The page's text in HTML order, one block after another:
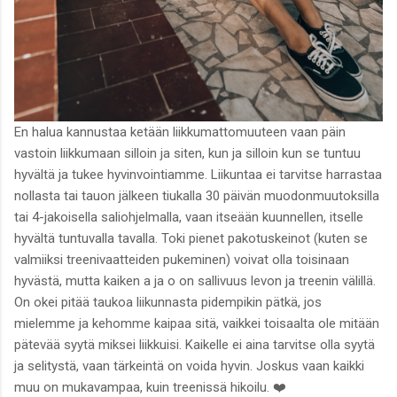
En halua kannustaa ketään liikkumattomuuteen vaan päin
vastoin liikkumaan silloin ja siten, kun ja silloin kun se tuntuu
hyvältä ja tukee hyvinvointiamme. Liikuntaa ei tarvitse harrastaa
nollasta tai tauon jälkeen tiukalla 30 päivän muodonmuutoksilla
tai 4-jakoisella saliohjelmalla, vaan itseään kuunnellen, itselle
hyvältä tuntuvalla tavalla. Toki pienet pakotuskeinot (kuten se
valmiiksi treenivaatteiden pukeminen) voivat olla toisinaan
hyvästä, mutta kaiken a ja o on sallivuus levon ja treenin välillä.
On okei pitää taukoa liikunnasta pidempikin pätkä, jos
mielemme ja kehomme kaipaa sitä, vaikkei toisaalta ole mitään
pätevää syytä miksei liikkuisi. Kaikelle ei aina tarvitse olla syytä
ja selitystä, vaan tärkeintä on voida hyvin. Joskus vaan kaikki
muu on mukavampaa, kuin treenissä hikoilu. ❤️